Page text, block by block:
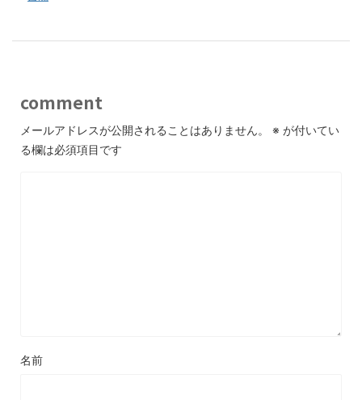
comment
メールアドレスが公開されることはありません。 ※ が付いてい
る欄は必須項目です
名前